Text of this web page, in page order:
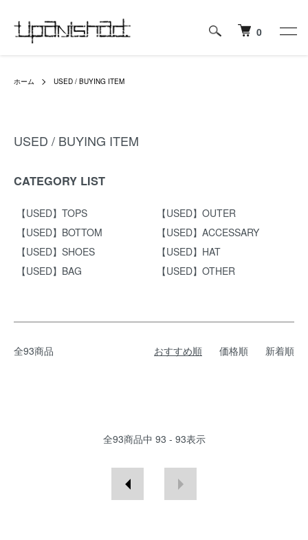
0
ホーム USED / BUYING ITEM
USED / BUYING ITEM
CATEGORY LIST
【USED】TOPS
【USED】OUTER
【USED】BOTTOM
【USED】ACCESSARY
【USED】SHOES
【USED】HAT
【USED】BAG
【USED】OTHER
全93商品 おすすめ順 価格順 新着順
全93商品中 93 - 93表示